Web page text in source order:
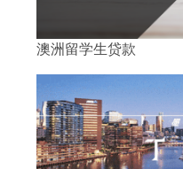
澳洲留学生贷款